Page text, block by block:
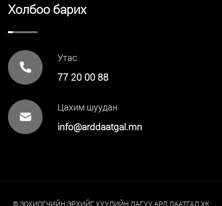
Холбоо барих
Утас
77 20 00 88
Цахим шуудан
info@arddaatgal.mn
© ЗОХИОГЧИЙН ЭРХИЙГ ХУУЛИЙН ДАГУУ АРД ДААТГАЛ ХК